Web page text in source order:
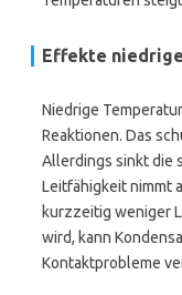
Effekte
Niedrige
Reaktionen. Das
Allerdings sinkt die
Leitfähigkeit nimmt
kurzzeitig weniger
wird, kann
Kontaktprobleme